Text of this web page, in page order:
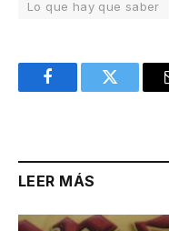
Lo que hay que saber
FacebookTwitter
LEER MÁS